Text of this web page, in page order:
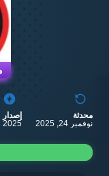
محدثة
نوفمبر 24, 2025
إصدار
2025